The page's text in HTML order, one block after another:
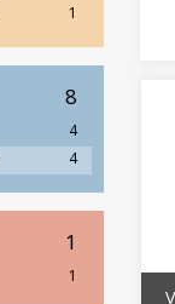
1
8
4
4
1
1